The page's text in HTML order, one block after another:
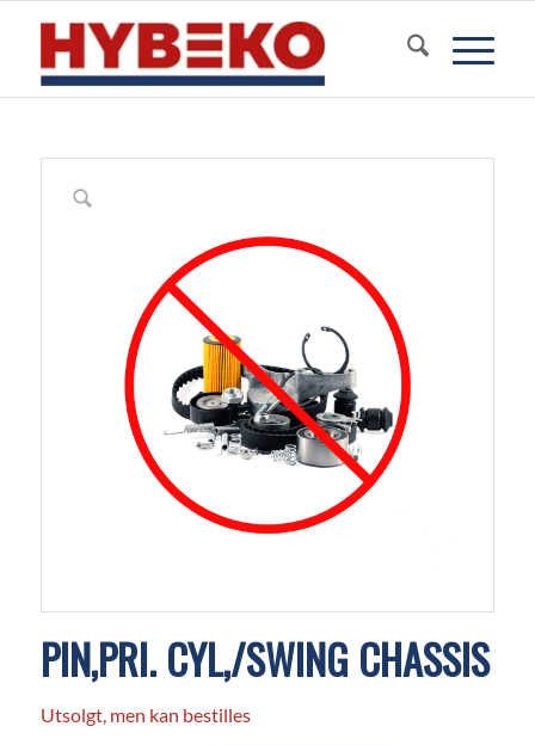
PIN,PRI. CYL,/SWING CHASSIS
Utsolgt, men kan bestilles